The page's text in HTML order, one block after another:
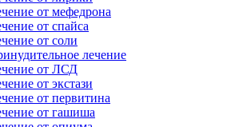
от мефедрона
от спайса
от соли
лечение
от ЛСД
от экстази
от первитина
от гашиша